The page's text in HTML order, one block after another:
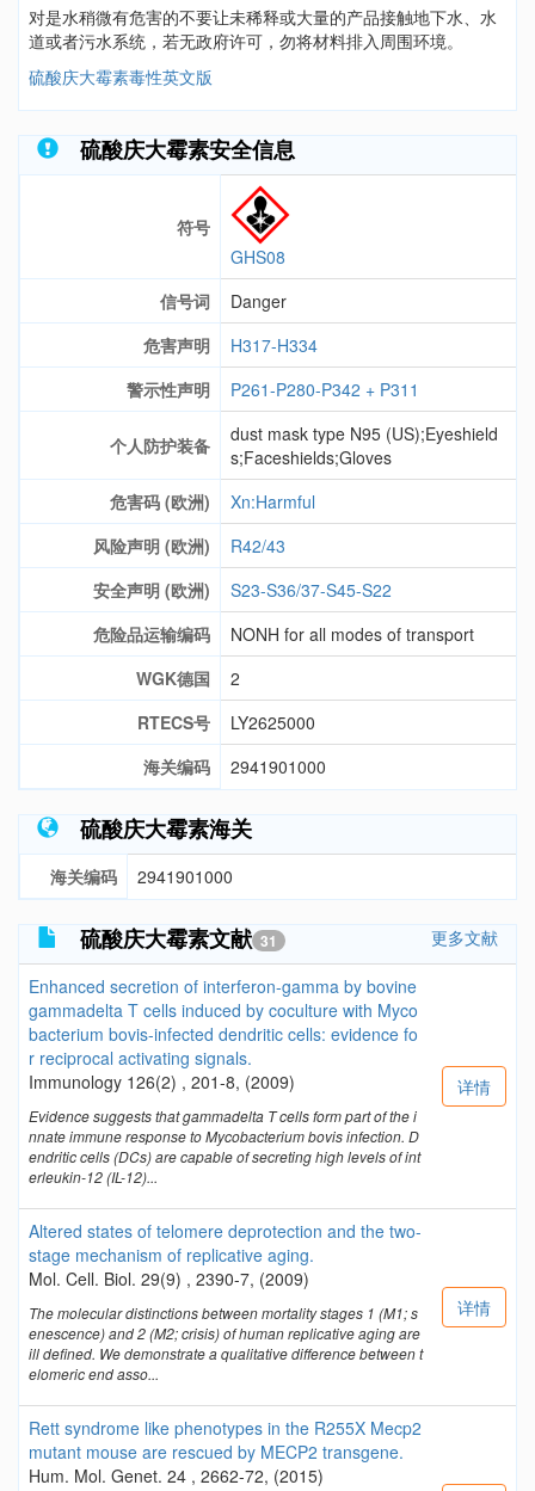
对是水稍微有危害的不要让未稀释或大量的产品接触地下水、水
道或者污水系统，若无政府许可，勿将材料排入周围环境。
硫酸庆大霉素毒性英文版
硫酸庆大霉素安全信息
符号
GHS08
信号词
Danger
危害声明
H317-H334
警示性声明
P261-P280-P342 + P311
个人防护装备
dust mask type N95 (US);Eyeshield
s;Faceshields;Gloves
危害码 (欧洲)
Xn:Harmful
风险声明 (欧洲)
R42/43
安全声明 (欧洲)
S23-S36/37-S45-S22
危险品运输编码
NONH for all modes of transport
WGK德国
2
RTECS号
LY2625000
海关编码
2941901000
硫酸庆大霉素海关
海关编码 2941901000
硫酸庆大霉素文献 31 更多文献
Enhanced secretion of interferon-gamma by bovine
gammadelta T cells induced by coculture with Myco
bacterium bovis-infected dendritic cells: evidence fo
r reciprocal activating signals.
Immunology 126(2) , 201-8, (2009)
Evidence suggests that gammadelta T cells form part of the i
nnate immune response to Mycobacterium bovis infection. D
endritic cells (DCs) are capable of secreting high levels of int
erleukin-12 (IL-12)...
详情
Altered states of telomere deprotection and the two-
stage mechanism of replicative aging.
Mol. Cell. Biol. 29(9) , 2390-7, (2009)
The molecular distinctions between mortality stages 1 (M1; s
enescence) and 2 (M2; crisis) of human replicative aging are
ill defined. We demonstrate a qualitative difference between t
elomeric end asso...
详情
Rett syndrome like phenotypes in the R255X Mecp2
mutant mouse are rescued by MECP2 transgene.
Hum. Mol. Genet. 24 , 2662-72, (2015)